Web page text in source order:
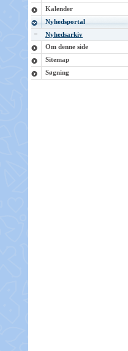
Kalender
Nyhedsportal
Nyhedsarkiv
Om denne side
Sitemap
Søgning